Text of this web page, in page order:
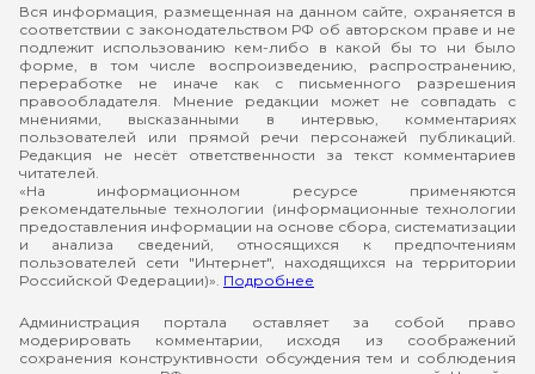
Вся информация, размещенная на данном сайте, охраняется в
соответствии с законодательством РФ об авторском праве и не
подлежит использованию кем-либо в какой бы то ни было
форме, в том числе воспроизведению, распространению,
переработке не иначе как с письменного разрешения
правообладателя. Мнение редакции может не совпадать с
мнениями, высказанными в интервью, комментариях
пользователей или прямой речи персонажей публикаций.
Редакция не несёт ответственности за текст комментариев
читателей.
«На информационном ресурсе применяются
рекомендательные технологии (информационные технологии
предоставления информации на основе сбора, систематизации
и анализа сведений, относящихся к предпочтениям
пользователей сети "Интернет", находящихся на территории
Российской Федерации)». Подробнее
Администрация портала оставляет за собой право
модерировать комментарии, исходя из соображений
сохранения конструктивности обсуждения тем и соблюдения